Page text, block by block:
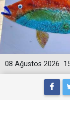
08 Ağustos 2026